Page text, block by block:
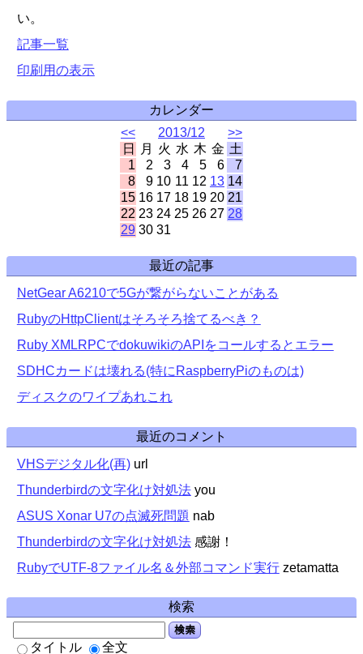
い。
記事一覧
印刷用の表示
カレンダー
<<
2013/12
>>
日
月 火 水 木 金 土
1
2 3 4 5 6
7
8
9 10 11 12 13 14
15 16 17 18 19 20 21
22 23 24 25 26 27 28
29 30 31
最近の記事
NetGear A6210で5Gが繋がらないことがある
RubyのHttpClientはそろそろ捨てるべき？
Ruby XMLRPCでdokuwikiのAPIをコールするとエラー
SDHCカードは壊れる(特にRaspberryPiのものは)
ディスクのワイプあれこれ
最近のコメント
VHSデジタル化(再) url
Thunderbirdの文字化け対処法 you
ASUS Xonar U7の点滅死問題 nab
Thunderbirdの文字化け対処法 感謝！
RubyでUTF-8ファイル名＆外部コマンド実行 zetamatta
検索
検索
タイトル 全文